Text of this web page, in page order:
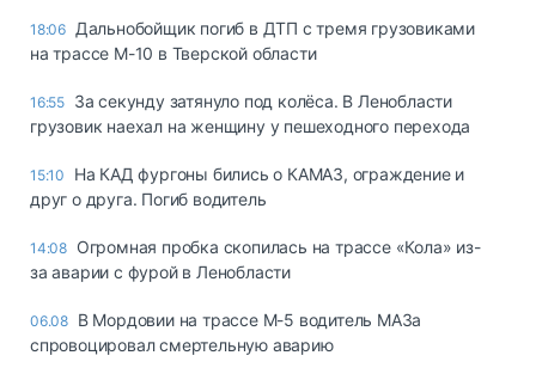
18:06 Дальнобойщик погиб в ДТП с тремя грузовиками
на трассе М-10 в Тверской области
16:55 За секунду затянуло под колёса. В Ленобласти
грузовик наехал на женщину у пешеходного перехода
15:10
На КАД фургоны бились о КАМАЗ, ограждение и
друг о друга. Погиб водитель
14:08 Огромная пробка скопилась на трассе «Кола» из-
за аварии с фурой в Ленобласти
06.08 В Мордовии на трассе М-5 водитель МАЗа
спровоцировал смертельную аварию